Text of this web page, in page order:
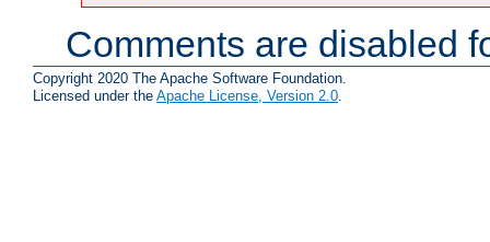
Comments are disabled
Copyright 2020 The Apache Software Foundation.
Licensed under the Apache License, Version 2.0